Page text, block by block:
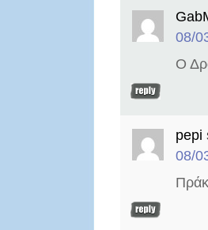
08/
Ο
pepi
08/